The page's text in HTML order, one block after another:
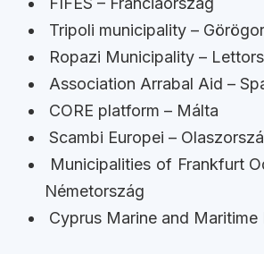
Tripoli municipality –
Ropazi Municipality –
Association Arrabal Aid –
CORE platform – Málta
Scambi Europei –
Municipalities of Frankfurt
Németország
Cyprus Marine and Maritime